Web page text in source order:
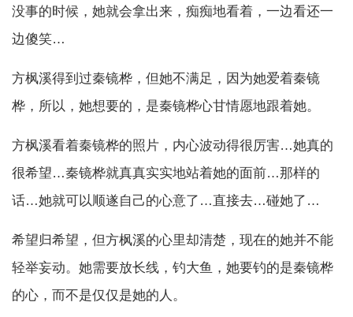
没事的时候，她就会拿出来，痴痴地看着，一边看还一
边傻笑…
方枫溪得到过秦镜桦，但她不满足，因为她爱着秦镜
桦，所以，她想要的，是秦镜桦心甘情愿地跟着她。
方枫溪看着秦镜桦的照片，内心波动得很厉害…她真的
很希望…秦镜桦就真真实实地站着她的面前…那样的
话…她就可以顺遂自己的心意了…直接去…碰她了…
希望归希望，但方枫溪的心里却清楚，现在的她并不能
轻举妄动。她需要放长线，钓大鱼，她要钓的是秦镜桦
的心，而不是仅仅是她的人。